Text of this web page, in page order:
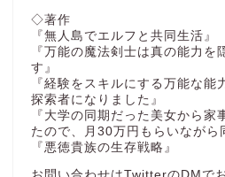
◇著作
『無人島でエルフと共同生活』
『万能の魔法剣士は真の能力を
す』
『経験をスキルにする万能な能
探索者になりました』
『大学の同期だった美女から家
たので、月30万円もらいながら
『悪徳貴族の生存戦略』